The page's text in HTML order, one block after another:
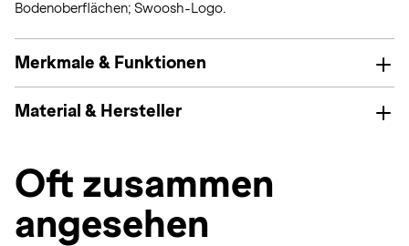
Bodenoberflächen; Swoosh-Logo.
Merkmale & Funktionen
Material & Hersteller
Oft zusammen
angesehen